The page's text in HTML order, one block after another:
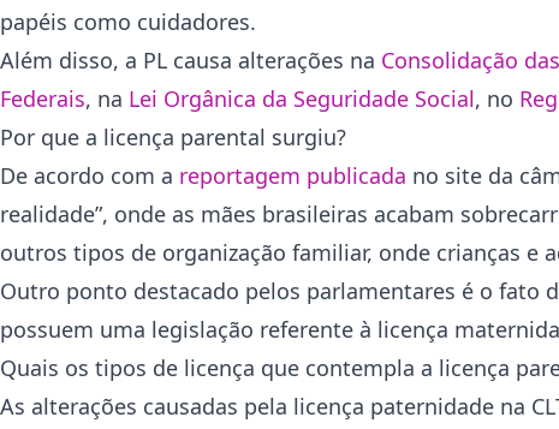
papéis como cuidadores.
Além disso, a PL causa alterações na Consolidação
Federais, na Lei Orgânica da Seguridade Social, no
Por que a licença parental surgiu?
De acordo com a reportagem publicada no site da
realidade”, onde as mães brasileiras acabam
outros tipos de organização familiar, onde crianças e
Outro ponto destacado pelos parlamentares é o fato
possuem uma legislação referente à licença
Quais os tipos de licença que contempla a licença
As alterações causadas pela licença paternidade na